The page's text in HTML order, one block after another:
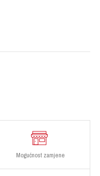
Mogućnost zamjene